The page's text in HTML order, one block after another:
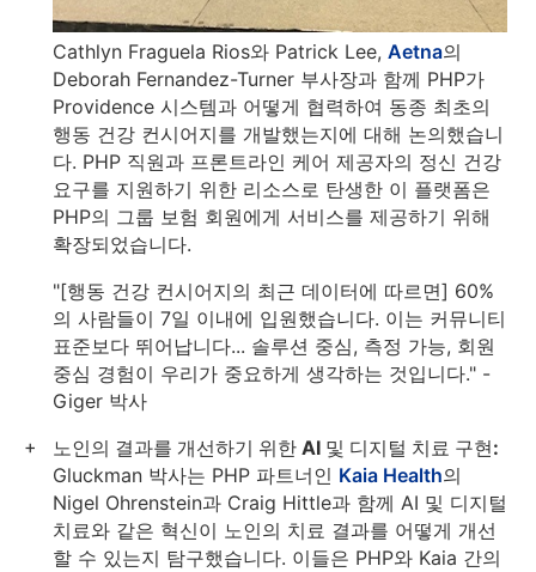
Cathlyn Fraguela Rios와 Patrick Lee, Aetna의
Deborah Fernandez-Turner 부사장과 함께 PHP가
Providence 시스템과 어떻게 협력하여 동종 최초의
행동 건강 컨시어지를 개발했는지에 대해 논의했습니
다. PHP 직원과 프론트라인 케어 제공자의 정신 건강
요구를 지원하기 위한 리소스로 탄생한 이 플랫폼은
PHP의 그룹 보험 회원에게 서비스를 제공하기 위해
확장되었습니다.
"[행동 건강 컨시어지의 최근 데이터에 따르면] 60%
의 사람들이 7일 이내에 입원했습니다. 이는 커뮤니티
표준보다 뛰어납니다... 솔루션 중심, 측정 가능, 회원
중심 경험이 우리가 중요하게 생각하는 것입니다." -
Giger 박사
노인의 결과를 개선하기 위한 AI 및 디지털 치료 구현:
Gluckman 박사는 PHP 파트너인 Kaia Health의
Nigel Ohrenstein과 Craig Hittle과 함께 AI 및 디지털
치료와 같은 혁신이 노인의 치료 결과를 어떻게 개선
할 수 있는지 탐구했습니다. 이들은 PHP와 Kaia 간의